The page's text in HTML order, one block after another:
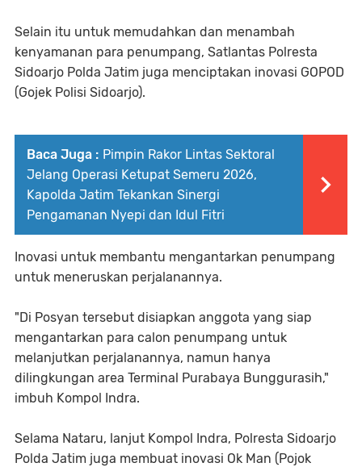
Selain itu untuk memudahkan dan menambah
kenyamanan para penumpang, Satlantas Polresta
Sidoarjo Polda Jatim juga menciptakan inovasi GOPOD
(Gojek Polisi Sidoarjo).
Baca Juga : Pimpin Rakor Lintas Sektoral
Jelang Operasi Ketupat Semeru 2026,
Kapolda Jatim Tekankan Sinergi
Pengamanan Nyepi dan Idul Fitri
Inovasi untuk membantu mengantarkan penumpang
untuk meneruskan perjalanannya.
"Di Posyan tersebut disiapkan anggota yang siap
mengantarkan para calon penumpang untuk
melanjutkan perjalanannya, namun hanya
dilingkungan area Terminal Purabaya Bunggurasih,"
imbuh Kompol Indra.
Selama Nataru, lanjut Kompol Indra, Polresta Sidoarjo
Polda Jatim juga membuat inovasi Ok Man (Pojok